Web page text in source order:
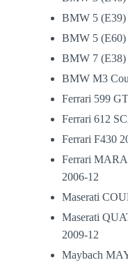
BMW 5 (E39)
BMW 5 (E60)
BMW 7 (E38)
BMW M3
Ferrari 599
Ferrari 612
Ferrari F430
Ferrari
2006-12
Maserati
Maserati
2009-12
Maybach